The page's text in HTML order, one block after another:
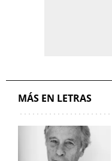
MÁS EN LETRAS